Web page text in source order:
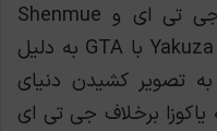
مشابهی ندارد. اما همیشه با جی تی ای و Shenmue
مقایسه می‌شود. دلیل مقایسه‌ی Yakuza با GTA به دلیل
تصویر کشیدن دنیای
یاکوزا برخلاف جی تی ای